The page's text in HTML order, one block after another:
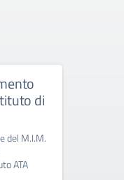
di
del M.I.M.
ATA